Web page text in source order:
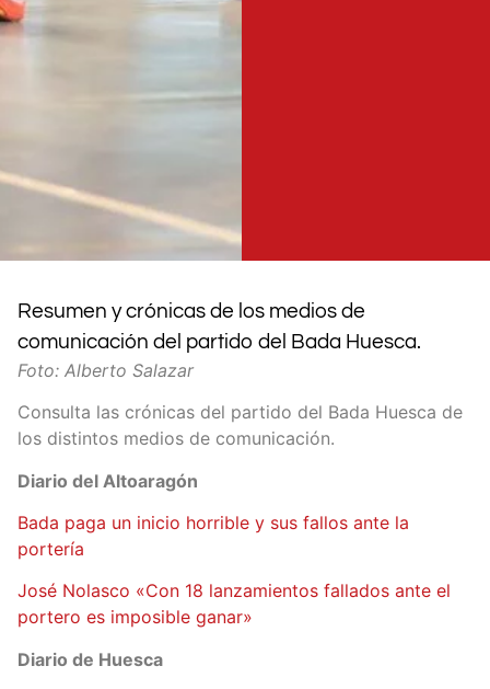
Resumen y crónicas de los medios de
comunicación del partido del Bada Huesca.
Foto: Alberto Salazar
Consulta las crónicas del partido del Bada Huesca de
los distintos medios de comunicación.
Diario del Altoaragón
Bada paga un inicio horrible y sus fallos ante la
portería
José Nolasco «Con 18 lanzamientos fallados ante el
portero es imposible ganar»
Diario de Huesca